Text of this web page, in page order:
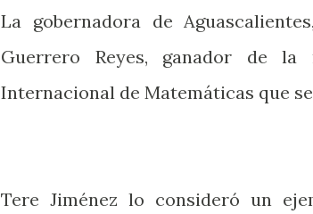
La gobernadora de
Guerrero Reyes, ganador de
Internacional de Matemáticas que
Tere Jiménez lo consideró un